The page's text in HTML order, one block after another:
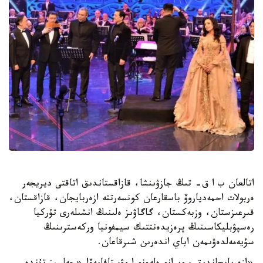
اتالعان ب ا ق- تىڭ جازۋىنشا، قازاقستاندىق اتاقتى ديريجەر
ەربولات احمەدياروۆ باسقارعان كونسەرتتە ازەربايجان، قازاقستان،
قىرعىزستان، وزبەكستان، گاگاۋىز ەلىنىڭ انشىلەرى تۇركيا
رەسپۋبليكاسىنىڭ پرەزيدەنتتىك سيمفونيا وركەسترىنىڭ
سۇيەمەلدەۋىمەن اباي اندەرىن شىرقاعان.